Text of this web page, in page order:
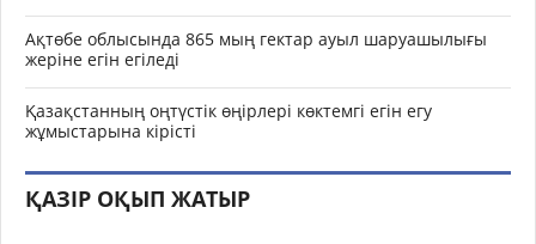
Ақтөбе облысында 865 мың гектар ауыл шаруашылығы
жеріне егін егіледі
Қазақстанның оңтүстік өңірлері көктемгі егін егу
жұмыстарына кірісті
ҚАЗІР ОҚЫП ЖАТЫР